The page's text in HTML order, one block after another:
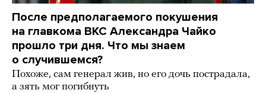
После предполагаемого покушения
на главкома ВКС Александра Чайко
прошло три дня. Что мы знаем
о случившемся?
Похоже, сам генерал жив, но его дочь пострадала,
а зять мог погибнуть